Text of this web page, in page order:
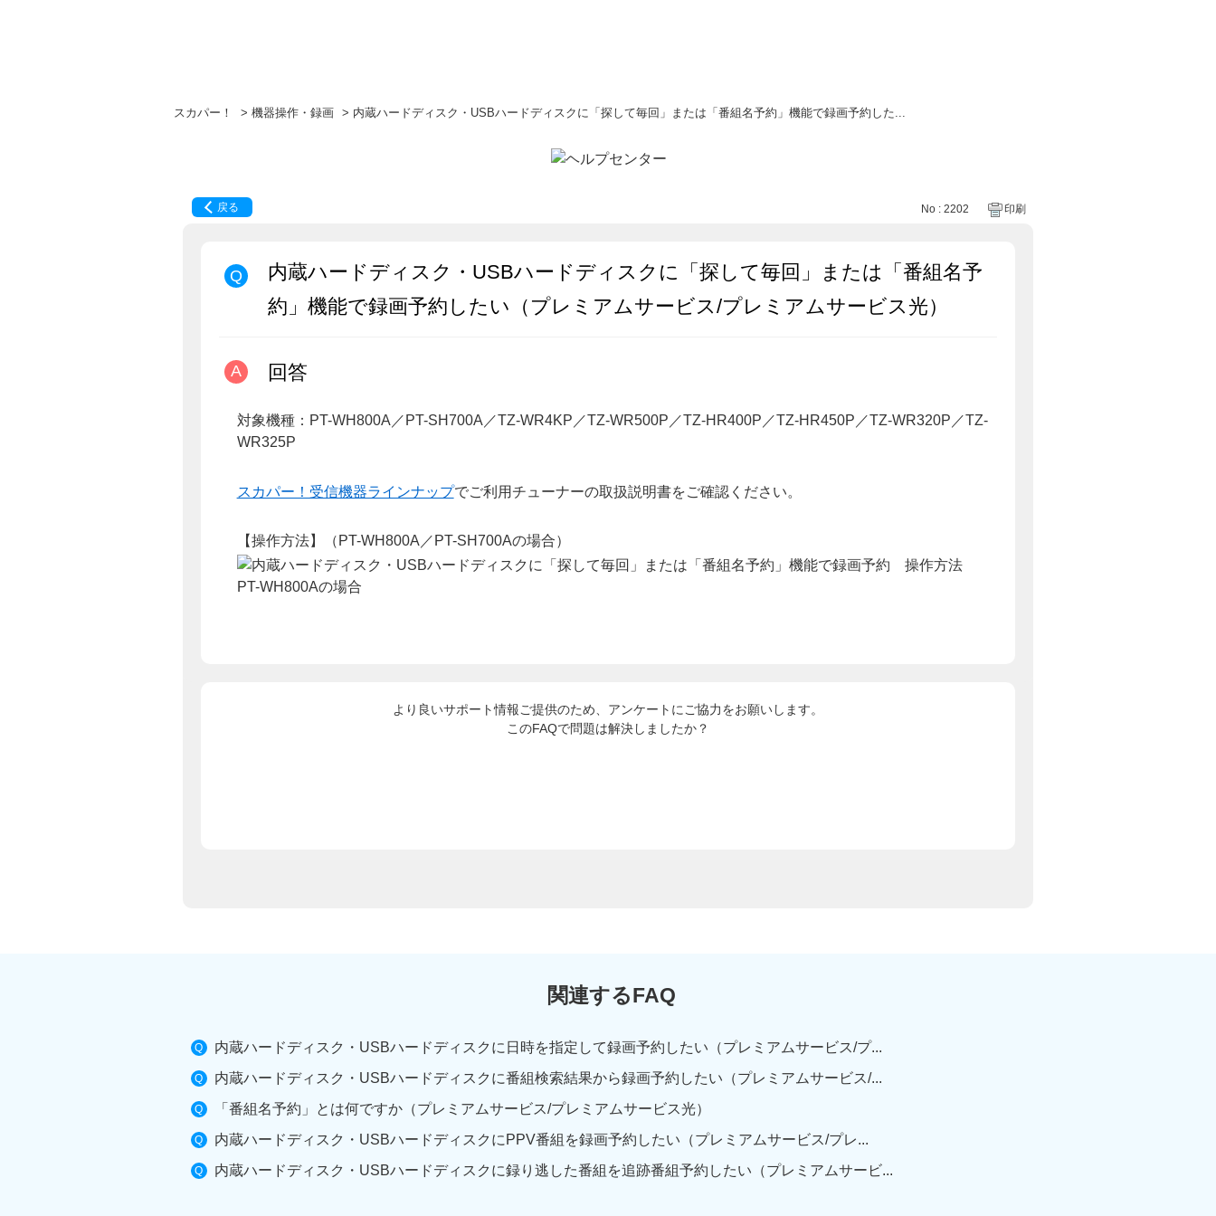
スカパー！ > 機器操作・録画 > 内蔵ハードディスク・USBハードディスクに「探して毎回」または「番組名予約」機能で録画予約した...
戻る No : 2202 印刷
内蔵ハードディスク・USBハードディスクに「探して毎回」または「番組名予
約」機能で録画予約したい（プレミアムサービス/プレミアムサービス光）
回答
対象機種：PT-WH800A／PT-SH700A／TZ-WR4KP／TZ-WR500P／TZ-HR400P／TZ-HR450P／TZ-WR320P／TZ-
WR325P
スカパー！受信機器ラインナップでご利用チューナーの取扱説明書をご確認ください。
【操作方法】（PT-WH800A／PT-SH700Aの場合）
より良いサポート情報ご提供のため、アンケートにご協力をお願いします。
このFAQで問題は解決しましたか？
関連するFAQ
内蔵ハードディスク・USBハードディスクに日時を指定して録画予約したい（プレミアムサービス/プ...
内蔵ハードディスク・USBハードディスクに番組検索結果から録画予約したい（プレミアムサービス/...
「番組名予約」とは何ですか（プレミアムサービス/プレミアムサービス光）
内蔵ハードディスク・USBハードディスクにPPV番組を録画予約したい（プレミアムサービス/プレ...
内蔵ハードディスク・USBハードディスクに録り逃した番組を追跡番組予約したい（プレミアムサービ...